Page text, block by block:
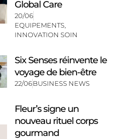
Global Care
20/06
EQUIPEMENTS
INNOVATION SOIN
Six Senses réinvente le
voyage de bien-être
22/06BUSINESS NEWS
Fleur’s signe un
nouveau rituel corps
gourmand